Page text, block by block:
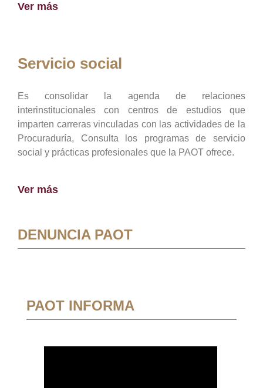
Ver más
Servicio social
Es consolidar la agenda de relaciones
interinstitucionales con centros de estudios que
imparten carreras vinculadas con las actividades de la
Procuraduría, Consulta los programas de servicio
social y prácticas profesionales que la PAOT ofrece.
Ver más
DENUNCIA PAOT
PAOT INFORMA